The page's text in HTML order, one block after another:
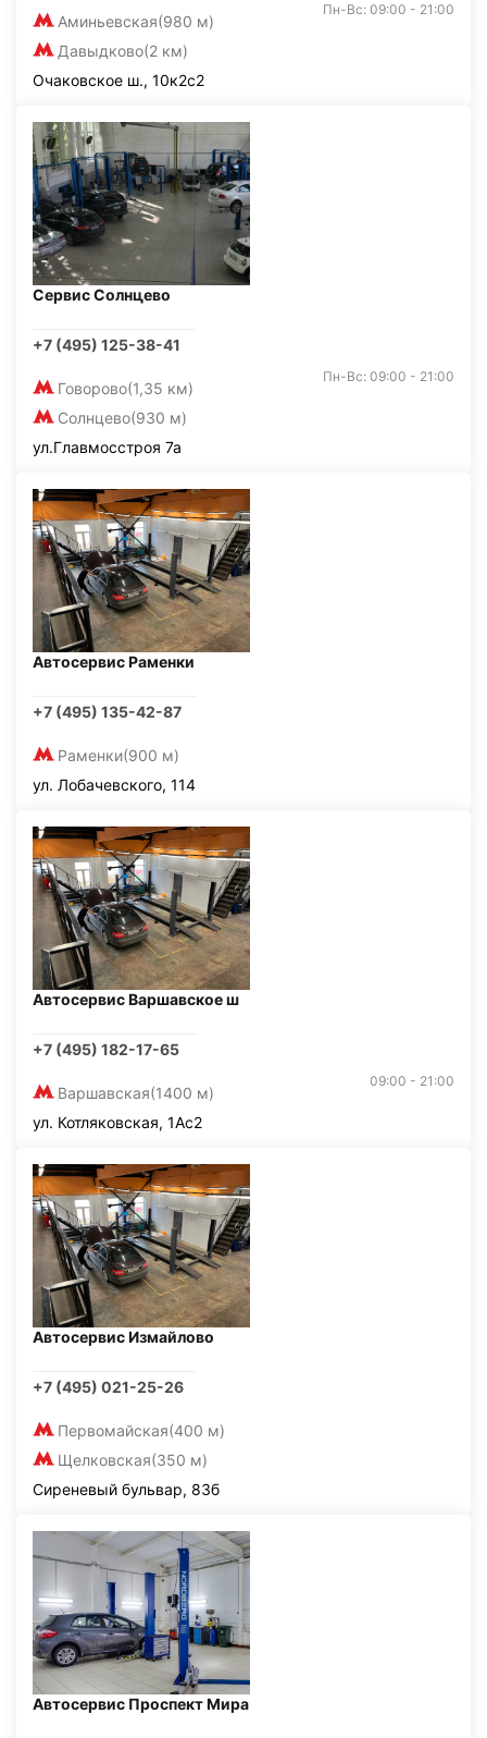
Аминьевская(980 м)
Давыдково(2 км)
Пн-Вс: 09:00 - 21:00
Очаковское ш., 10к2с2
Сервис Солнцево
+7 (495) 125-38-41
Говорово(1,35 км)
Солнцево(930 м)
Пн-Вс: 09:00 - 21:00
ул.Главмосстроя 7а
Автосервис Раменки
+7 (495) 135-42-87
Раменки(900 м)
ул. Лобачевского, 114
Автосервис Варшавское ш
+7 (495) 182-17-65
Варшавская(1400 м)
09:00 - 21:00
ул. Котляковская, 1Ас2
Автосервис Измайлово
+7 (495) 021-25-26
Первомайская(400 м)
Щелковская(350 м)
Сиреневый бульвар, 83б
Автосервис Проспект Мира